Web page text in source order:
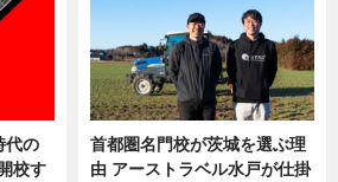
代の
校す
首都圏名門校が茨城を選ぶ理
由 アーストラベル水戸が仕掛